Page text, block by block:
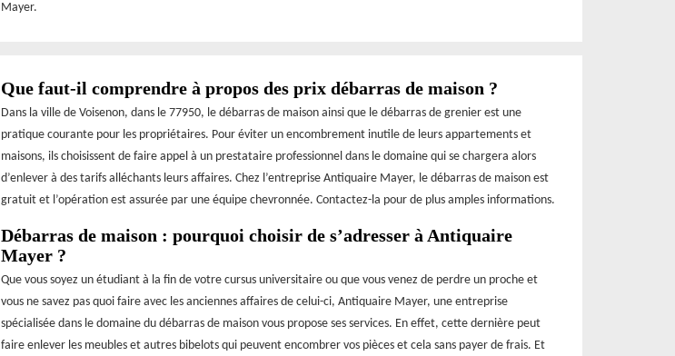
Mayer.
Que faut-il comprendre à propos des prix débarras de maison ?
Dans la ville de Voisenon, dans le 77950, le débarras de maison ainsi que le débarras de grenier est une
pratique courante pour les propriétaires. Pour éviter un encombrement inutile de leurs appartements et
maisons, ils choisissent de faire appel à un prestataire professionnel dans le domaine qui se chargera alors
d’enlever à des tarifs alléchants leurs affaires. Chez l’entreprise Antiquaire Mayer, le débarras de maison est
gratuit et l’opération est assurée par une équipe chevronnée. Contactez-la pour de plus amples informations.
Débarras de maison : pourquoi choisir de s’adresser à Antiquaire
Mayer ?
Que vous soyez un étudiant à la fin de votre cursus universitaire ou que vous venez de perdre un proche et
vous ne savez pas quoi faire avec les anciennes affaires de celui-ci, Antiquaire Mayer, une entreprise
spécialisée dans le domaine du débarras de maison vous propose ses services. En effet, cette dernière peut
faire enlever les meubles et autres bibelots qui peuvent encombrer vos pièces et cela sans payer de frais. Et